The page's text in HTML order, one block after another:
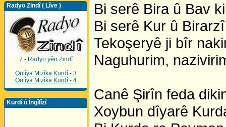
Radyo Zindî ( Lîve )
7 - Radyo yên Zindî
Qutîya Mizîka Kurdî - 3
Qutîya Mizîka Kurdî - 4
Kurdî û Îngîlîzî
Bi serê Bira û Bav
Bi serê Kur û
Tekoşeryê ji bîr
Naguhurim,
Canê Şirîn feda
Xoybun dîyarê